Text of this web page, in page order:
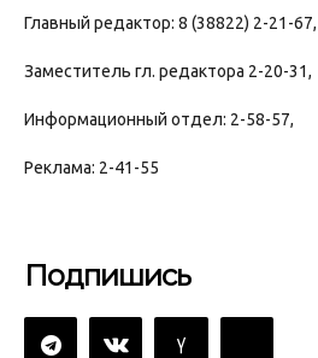
Главный редактор: 8 (38822) 2-21-67,
Заместитель гл. редактора 2-20-31,
Информационный отдел: 2-58-57,
Реклама: 2-41-55
Подпишись